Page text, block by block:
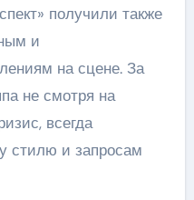
получили также
и
на сцене. За
не смотря на
всегда
стилю и запросам